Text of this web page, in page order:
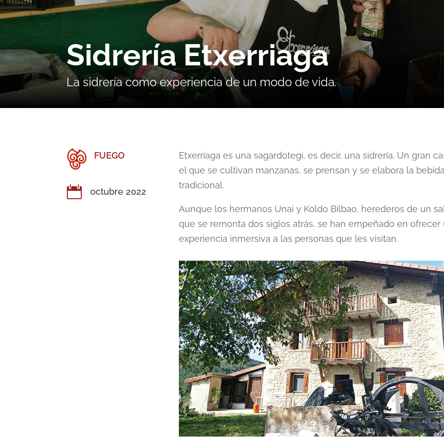
Sidrería Etxerriaga
La sidrería como experiencia de un modo de vida.
FUEGO
 octubre 2022
Etxerriaga es una sagardotegi, es decir, una sidrería. Un gran
el que se cultivan manzanas, se prensan y se elabora la
tradicional.
Aunque los hermanos Unai y Koldo Bilbao, herederos de un
que se remonta dos siglos atrás, se han empeñado en ofrecer
experiencia inmersiva a las personas que les visitan.